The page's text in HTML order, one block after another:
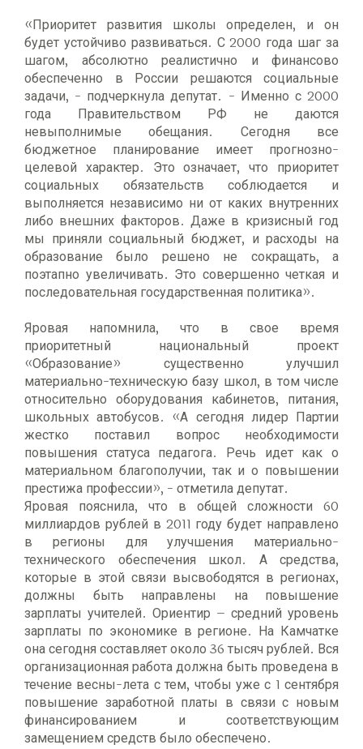
«Приоритет развития школы определен, и он
будет устойчиво развиваться. С 2000 года шаг за
шагом, абсолютно реалистично и финансово
обеспеченно в России решаются социальные
задачи, - подчеркнула депутат. - Именно с 2000
года Правительством РФ не даются
невыполнимые обещания. Сегодня все
бюджетное планирование имеет прогнозно-
целевой характер. Это означает, что приоритет
социальных обязательств соблюдается и
выполняется независимо ни от каких внутренних
либо внешних факторов. Даже в кризисный год
мы приняли социальный бюджет, и расходы на
образование было решено не сокращать, а
поэтапно увеличивать. Это совершенно четкая и
последовательная государственная политика».
Яровая напомнила, что в свое время
приоритетный национальный проект
«Образование» существенно улучшил
материально-техническую базу школ, в том числе
относительно оборудования кабинетов, питания,
школьных автобусов. «А сегодня лидер Партии
жестко поставил вопрос необходимости
повышения статуса педагога. Речь идет как о
материальном благополучии, так и о повышении
престижа профессии», - отметила депутат.
Яровая пояснила, что в общей сложности 60
миллиардов рублей в 2011 году будет направлено
в регионы для улучшения материально-
технического обеспечения школ. А средства,
которые в этой связи высвободятся в регионах,
должны быть направлены на повышение
зарплаты учителей. Ориентир – средний уровень
зарплаты по экономике в регионе. На Камчатке
она сегодня составляет около 36 тысяч рублей. Вся
организационная работа должна быть проведена в
течение весны-лета с тем, чтобы уже с 1 сентября
повышение заработной платы в связи с новым
финансированием и соответствующим
замещением средств было обеспечено.